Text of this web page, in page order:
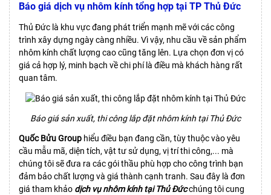
Báo giá dịch vụ nhôm kính tổng hợp tại TP Thủ Đức
Thủ Đức là khu vực đang phát triển mạnh mẽ với các công
trình xây dựng ngày càng nhiều. Vì vậy, nhu cầu về sản phẩm
nhôm kính chất lượng cao cũng tăng lên. Lựa chọn đơn vị có
giá cả hợp lý, minh bạch về chi phí là điều mà khách hàng rất
quan tâm.
Báo giá sản xuất, thi công lắp đặt nhôm kính tại Thủ Đức
Quốc Bửu Group hiểu điều bạn đang cần, tùy thuộc vào yêu
cầu mẫu mã, diện tích, vật tư sử dụng, vị trí thi công,... mà
chúng tôi sẽ đưa ra các gói thầu phù hợp cho công trình bạn
đảm bảo chất lượng và giá thành cạnh tranh. Sau đây là đơn
giá tham khảo dịch vụ nhôm kính tại Thủ Đứcchúng tôi cung